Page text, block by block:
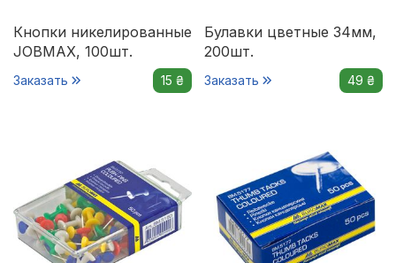
Кнопки никелированные
JOBMAX, 100шт.
Заказать 15 ₴
Булавки цветные 34мм,
200шт.
Заказать 49 ₴